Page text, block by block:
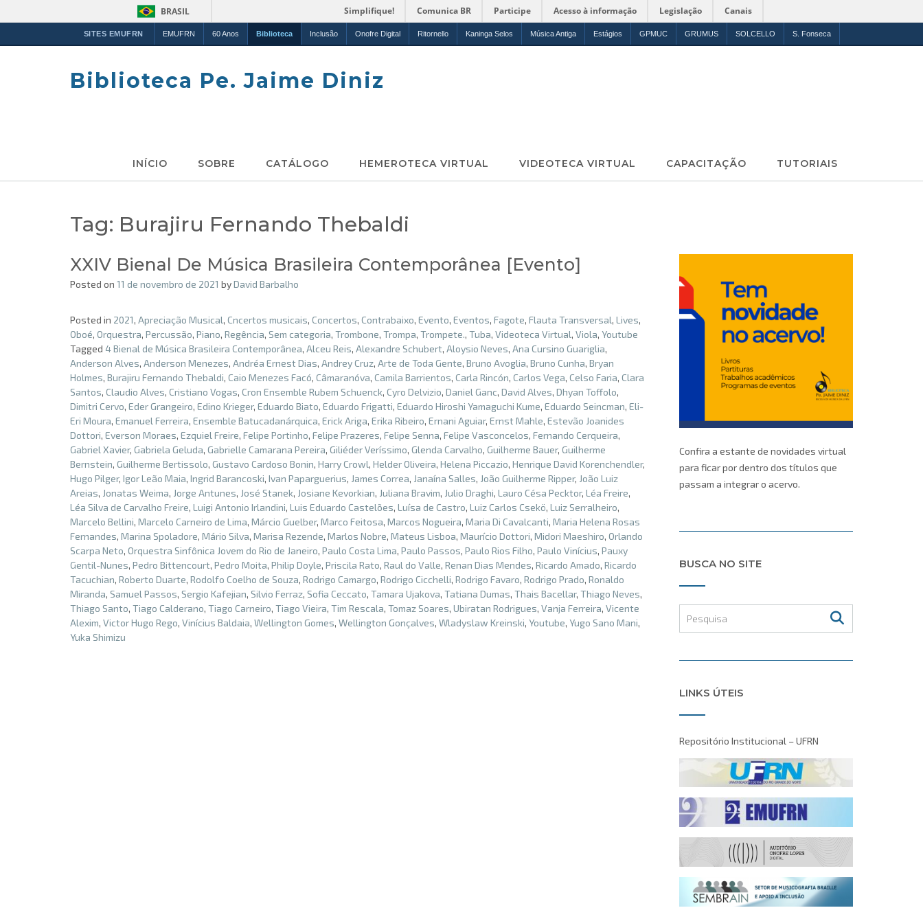
BRASIL Simplifique! Comunica BR Participe Acesso à informação Legislação Canais
SITES EMUFRN EMUFRN 60 Anos Biblioteca Inclusão Onofre Digital Ritornello Kaninga Selos Música Antiga Estágios GPMUC GRUMUS SOLCELLO S. Fonseca
Biblioteca Pe. Jaime Diniz
INÍCIO SOBRE CATÁLOGO HEMEROTECA VIRTUAL VIDEOTECA VIRTUAL CAPACITAÇÃO TUTORIAIS
Tag: Burajiru Fernando Thebaldi
XXIV Bienal De Música Brasileira Contemporânea [Evento]
Posted on 11 de novembro de 2021 byDavid Barbalho
Posted in 2021, Apreciação Musical, Cncertos musicais, Concertos, Contrabaixo, Evento, Eventos, Fagote, Flauta Transversal, Lives,
Oboé, Orquestra, Percussão, Piano, Regência, Sem categoria, Trombone, Trompa, Trompete., Tuba, Videoteca Virtual, Viola, Youtube
Tagged 4 Bienal de Música Brasileira Contemporânea, Alceu Reis, Alexandre Schubert, Aloysio Neves, Ana Cursino Guariglia,
Anderson Alves, Anderson Menezes, Andréa Ernest Dias, Andrey Cruz, Arte de Toda Gente, Bruno Avoglia, Bruno Cunha, Bryan
Holmes, Burajiru Fernando Thebaldi, Caio Menezes Facó, Câmaranóva, Camila Barrientos, Carla Rincón, Carlos Vega, Celso Faria, Clara
Santos, Claudio Alves, Cristiano Vogas, Cron Ensemble Rubem Schuenck, Cyro Delvizio, Daniel Ganc, David Alves, Dhyan Toffolo,
Dimitri Cervo, Eder Grangeiro, Edino Krieger, Eduardo Biato, Eduardo Frigatti, Eduardo Hiroshi Yamaguchi Kume, Eduardo Seincman, Eli-
Eri Moura, Emanuel Ferreira, Ensemble Batucadanárquica, Erick Ariga, Erika Ribeiro, Ernani Aguiar, Ernst Mahle, Estevão Joanides
Dottori, Everson Moraes, Ezquiel Freire, Felipe Portinho, Felipe Prazeres, Felipe Senna, Felipe Vasconcelos, Fernando Cerqueira,
Gabriel Xavier, Gabriela Geluda, Gabrielle Camarana Pereira, Giliéder Veríssimo, Glenda Carvalho, Guilherme Bauer, Guilherme
Bernstein, Guilherme Bertissolo, Gustavo Cardoso Bonin, Harry Crowl, Helder Oliveira, Helena Piccazio, Henrique David Korenchendler,
Hugo Pilger, Igor Leão Maia, Ingrid Barancoski, Ivan Paparguerius, James Correa, Janaína Salles, João Guilherme Ripper, João Luiz
Areias, Jonatas Weima, Jorge Antunes, José Stanek, Josiane Kevorkian, Juliana Bravim, Julio Draghi, Lauro Césa Pecktor, Léa Freire,
Léa Silva de Carvalho Freire, Luigi Antonio Irlandini, Luis Eduardo Castelões, Luísa de Castro, Luiz Carlos Csekö, Luiz Serralheiro,
Marcelo Bellini, Marcelo Carneiro de Lima, Márcio Guelber, Marco Feitosa, Marcos Nogueira, Maria Di Cavalcanti, Maria Helena Rosas
Fernandes, Marina Spoladore, Mário Silva, Marisa Rezende, Marlos Nobre, Mateus Lisboa, Maurício Dottori, Midori Maeshiro, Orlando
Scarpa Neto, Orquestra Sinfônica Jovem do Rio de Janeiro, Paulo Costa Lima, Paulo Passos, Paulo Rios Filho, Paulo Vinícius, Pauxy
Gentil-Nunes, Pedro Bittencourt, Pedro Moita, Philip Doyle, Priscila Rato, Raul do Valle, Renan Dias Mendes, Ricardo Amado, Ricardo
Tacuchian, Roberto Duarte, Rodolfo Coelho de Souza, Rodrigo Camargo, Rodrigo Cicchelli, Rodrigo Favaro, Rodrigo Prado, Ronaldo
Miranda, Samuel Passos, Sergio Kafejian, Silvio Ferraz, Sofia Ceccato, Tamara Ujakova, Tatiana Dumas, Thais Bacellar, Thiago Neves,
Thiago Santo, Tiago Calderano, Tiago Carneiro, Tiago Vieira, Tim Rescala, Tomaz Soares, Ubiratan Rodrigues, Vanja Ferreira, Vicente
Alexim, Victor Hugo Rego, Vinícius Baldaia, Wellington Gomes, Wellington Gonçalves, Wladyslaw Kreinski, Youtube, Yugo Sano Mani,
Yuka Shimizu
Confira a estante de novidades virtual
para ficar por dentro dos títulos que
passam a integrar o acervo.
BUSCA NO SITE
LINKS ÚTEIS
Repositório Institucional – UFRN